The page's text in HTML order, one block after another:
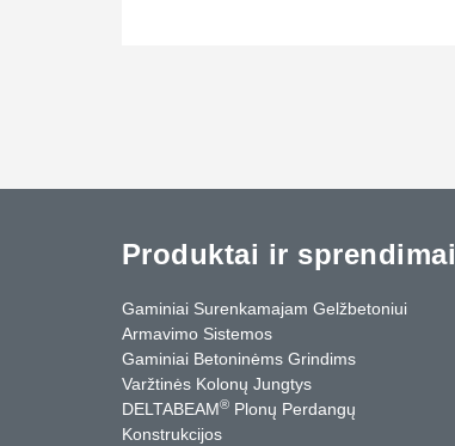
Produktai ir sprendimai
Gaminiai Surenkamajam Gelžbetoniui
Armavimo Sistemos
Gaminiai Betoninėms Grindims
Varžtinės Kolonų Jungtys
DELTABEAM® Plonų Perdangų
Konstrukcijos